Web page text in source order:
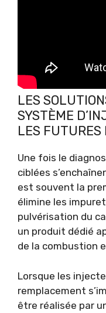
LES
SYSTÈME
LES FUTURES
Une fois le
ciblées
est souvent la
élimine les
pulvérisation du
un produit dédié
de la combustion
Lorsque les
remplacement
être réalisée par